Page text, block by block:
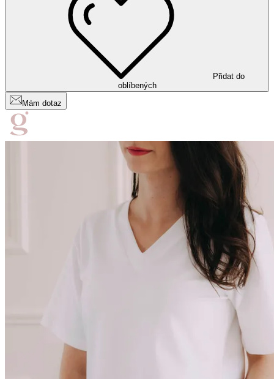
Přidat do
oblíbených
Mám dotaz